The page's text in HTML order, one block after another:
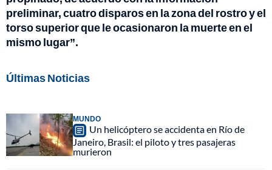
preliminar, cuatro disparos en la zona del rostro y el
torso superior que le ocasionaron la muerte en el
mismo lugar”.
Últimas Noticias
MUNDO
Un helicóptero se accidenta en Río de
Janeiro, Brasil: el piloto y tres pasajeras
murieron